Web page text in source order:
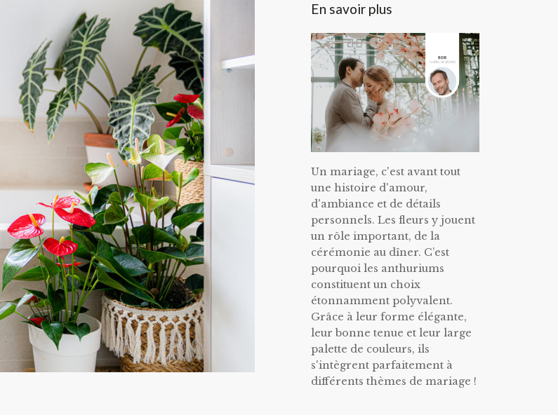
En savoir plus
Un mariage, c'est avant tout
une histoire d'amour,
d'ambiance et de détails
personnels. Les fleurs y jouent
un rôle important, de la
cérémonie au dîner. C’est
pourquoi les anthuriums
constituent un choix
étonnamment polyvalent.
Grâce à leur forme élégante,
leur bonne tenue et leur large
palette de couleurs, ils
s'intègrent parfaitement à
différents thèmes de mariage !